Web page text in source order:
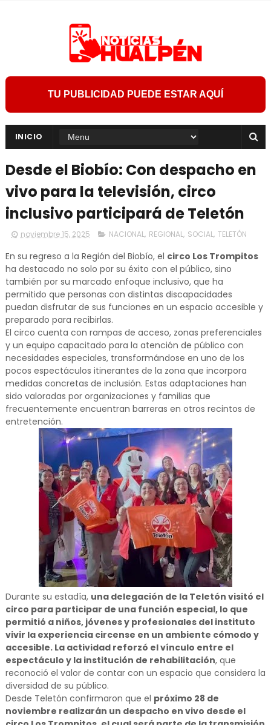
TU PUBLICIDAD PUEDE ESTAR AQUÍ
INICIO
Desde el Biobío: Con despacho en
vivo para la televisión, circo
inclusivo participará de Teletón
noviembre 15, 2025 NACIONAL, REGIONAL, SOCIAL, TELETÓN
En su regreso a la Región del Biobío, el circo Los Trompitos
ha destacado no solo por su éxito con el público, sino
también por su marcado enfoque inclusivo, que ha
permitido que personas con distintas discapacidades
puedan disfrutar de sus funciones en un espacio accesible y
preparado para recibirlas.
El circo cuenta con rampas de acceso, zonas preferenciales
y un equipo capacitado para la atención de público con
necesidades especiales, transformándose en uno de los
pocos espectáculos itinerantes de la zona que incorpora
medidas concretas de inclusión. Estas adaptaciones han
sido valoradas por organizaciones y familias que
frecuentemente encuentran barreras en otros recintos de
entretención.
Durante su estadía, una delegación de la Teletón visitó el
circo para participar de una función especial, lo que
permitió a niños, jóvenes y profesionales del instituto
vivir la experiencia circense en un ambiente cómodo y
accesible. La actividad reforzó el vínculo entre el
espectáculo y la institución de rehabilitación, que
reconoció el valor de contar con un espacio que considera la
diversidad de su público.
Desde Teletón confirmaron que el próximo 28 de
noviembre realizarán un despacho en vivo desde el